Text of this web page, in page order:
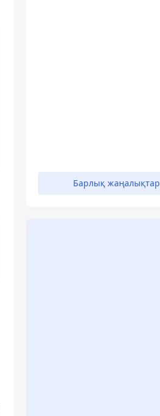
Барлық жаңалықтар